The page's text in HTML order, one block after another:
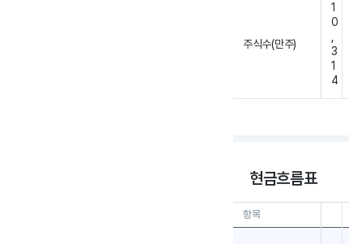
주식수(만주)
1
0
3
1
4
현금흐름표
항목